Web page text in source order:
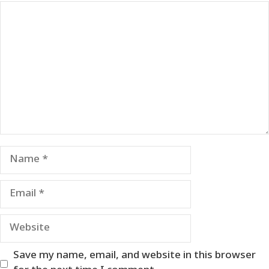
Name
Email
Website
Save my name, email, and website in this browser